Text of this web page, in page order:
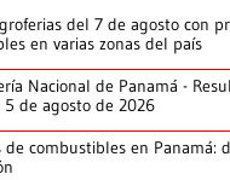
del 7 de agosto con
en varias zonas del país
Nacional de Panamá -
de agosto de 2026
de combustibles en Panamá: